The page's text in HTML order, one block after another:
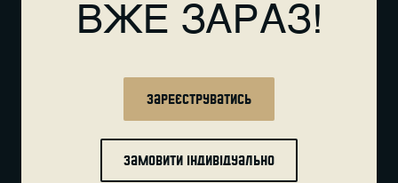
ВЖЕ ЗАРАЗ!
Зареєструватись
Замовити індивідуально